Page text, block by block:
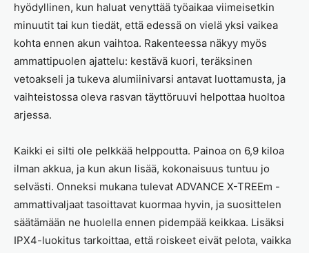
hyödyllinen, kun haluat venyttää työaikaa viimeisetkin
minuutit tai kun tiedät, että edessä on vielä yksi vaikea
kohta ennen akun vaihtoa. Rakenteessa näkyy myös
ammattipuolen ajattelu: kestävä kuori, teräksinen
vetoakseli ja tukeva alumiinivarsi antavat luottamusta, ja
vaihteistossa oleva rasvan täyttöruuvi helpottaa huoltoa
arjessa.
Kaikki ei silti ole pelkkää helppoutta. Painoa on 6,9 kiloa
ilman akkua, ja kun akun lisää, kokonaisuus tuntuu jo
selvästi. Onneksi mukana tulevat ADVANCE X-TREEm -
ammattivaljaat tasoittavat kuormaa hyvin, ja suosittelen
säätämään ne huolella ennen pidempää keikkaa. Lisäksi
IPX4-luokitus tarkoittaa, että roiskeet eivät pelota, vaikka